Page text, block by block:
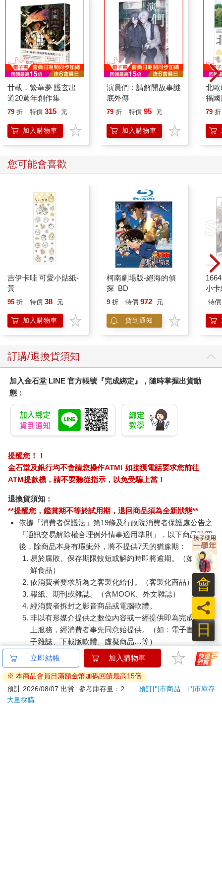
廿載．繁華夢 護玄出
道20週年創作集
79 折 特價 315 元
加入購物車
演員們：請解開故事謎
底外傳
79 折 特價 95 元
加入購物車
北
福
79 折
您可能會喜歡
吉伊卡哇 可愛小貼紙-
黃
95 折 特價 38 元
加入購物車
柯南劇場版-絕海的偵
探 BD
9 折 特價 972 元
貨到通知
小卡
特價
訂購/退換貨須知
加入金石堂 LINE 官方帳號『完成綁定』，隨時掌握出貨動
態：
提醒您！！
金石堂及銀行均不會請您操作ATM! 如接獲電話要求您前往
ATM提款機，請不要聽從指示，以免受騙上當！
退換貨須知：
**提醒您，鑑賞期不等於試用期，退回商品須為全新狀態**
依據「消費者保護法」第19條及行政院消費者保護處公告之
「通訊交易解除權合理例外情事適用準則」，以下商品購買
後，除商品本身有瑕疵外，將不提供7天的猶豫期：
易於腐敗、保存期限較短或解約時即將逾期。（如：生
鮮食品）
依消費者要求所為之客製化給付。（客製化商品）
報紙、期刊或雜誌。（含MOOK、外文雜誌）
經消費者拆封之影音商品或電腦軟體。
非以有形媒介提供之數位內容或一經提供即為完成之線
上服務，經消費者事先同意始提供。（如：電子書、電
子雜誌、下載版軟體、虛擬商品…等）
已拆封之個人衛生用品。（如：內衣褲、刮鬍刀、除毛
刀…等）
若非上列種類商品，均享有到貨7天的猶豫期（含例假
日）。
辦理退換貨時，商品（組合商品恕無法接受單獨退貨）必須
立即結帳 加入購物車
※ 本商品會員日滿額金幣加碼回饋最高15倍
預計 2026/08/07 出貨 參考庫存量：2 預訂門市商品
門市庫存
大量採購
日
員
會